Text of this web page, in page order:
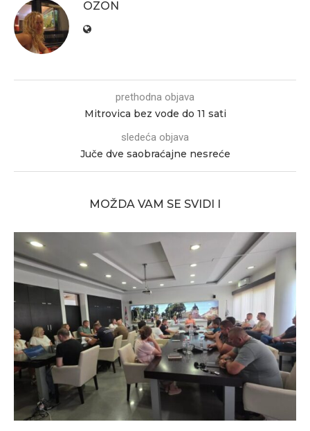
OZON
prethodna objava
Mitrovica bez vode do 11 sati
sledeća objava
Juče dve saobraćajne nesreće
MOŽDA VAM SE SVIDI I